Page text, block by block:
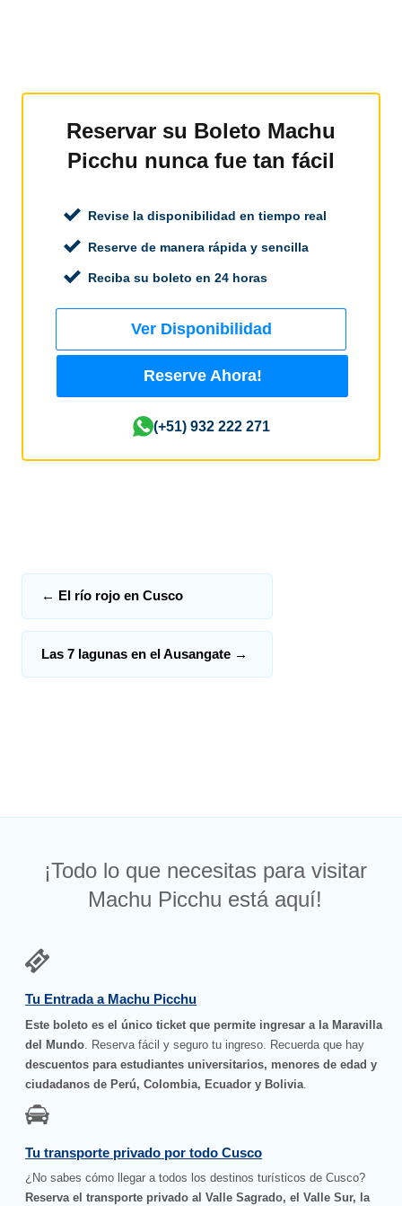
Reservar su Boleto Machu
Picchu nunca fue tan fácil
Revise la disponibilidad en tiempo real
Reserve de manera rápida y sencilla
Reciba su boleto en 24 horas
Ver Disponibilidad
Reserve Ahora!
(+51) 932 222 271
← El río rojo en Cusco
Las 7 lagunas en el Ausangate →
¡Todo lo que necesitas para visitar
Machu Picchu está aquí!
Tu Entrada a Machu Picchu
Este boleto es el único ticket que permite ingresar a la Maravilla
del Mundo . Reserva fácil y seguro tu ingreso. Recuerda que hay
descuentos para estudiantes universitarios, menores de edad y
ciudadanos de Perú, Colombia, Ecuador y Bolivia
Tu transporte privado por todo Cusco
¿No sabes cómo llegar a todos los destinos turísticos de Cusco?
Reserva el transporte privado al Valle Sagrado, el Valle Sur, la